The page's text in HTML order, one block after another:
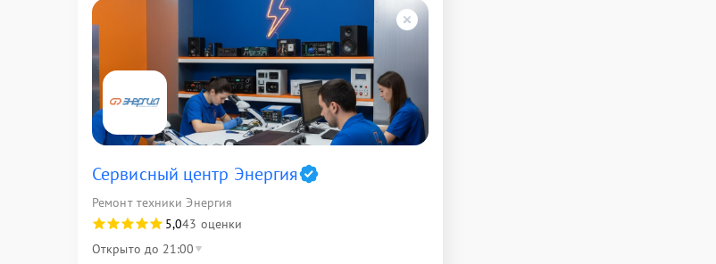
Сервисный центр Энергия
Ремонт техники Энергия
5,043 оценки
Открыто до 21:00